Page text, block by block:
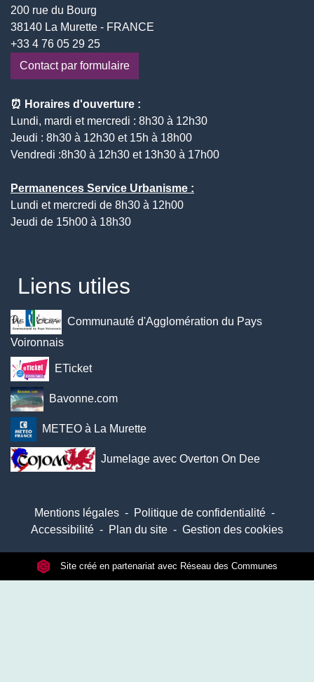
200 rue du Bourg
38140 La Murette - FRANCE
+33 4 76 05 29 25
Contact par formulaire
⏰ Horaires d'ouverture :
Lundi, mardi et mercredi : 8h30 à 12h30
Jeudi : 8h30 à 12h30 et 15h à 18h00
Vendredi :8h30 à 12h30 et 13h30 à 17h00
Permanences Service Urbanisme :
Lundi et mercredi de 8h30 à 12h00
Jeudi de 15h00 à 18h30
Liens utiles
Communauté d'Agglomération du Pays
Voironnais
ETicket
Bavonne.com
METEO à La Murette
Jumelage avec Overton On Dee
Mentions légales - Politique de confidentialité -
Accessibilité - Plan du site - Gestion des cookies
Site créé en partenariat avec Réseau des Communes